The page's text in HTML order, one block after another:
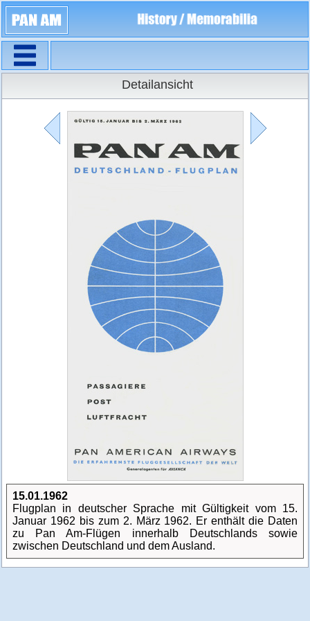
Flugpläne
Detailansicht
15.01.1962
Flugplan in deutscher Sprache mit Gültigkeit vom 15.
Januar 1962 bis zum 2. März 1962. Er enthält die Daten
zu Pan Am-Flügen innerhalb Deutschlands sowie
zwischen Deutschland und dem Ausland.